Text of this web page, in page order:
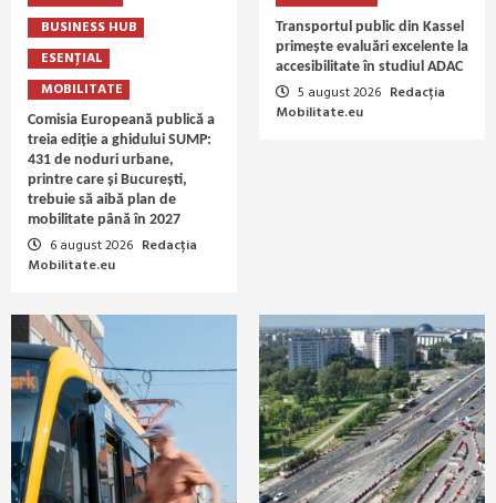
BUSINESS HUB
ESENȚIAL
MOBILITATE
Comisia Europeană publică a
treia ediție a ghidului SUMP:
431 de noduri urbane,
printre care și București,
trebuie să aibă plan de
mobilitate până în 2027
6 august 2026 Redacția
Mobilitate.eu
Transportul public din Kassel
primește evaluări excelente la
accesibilitate în studiul ADAC
5 august 2026 Redacția
Mobilitate.eu